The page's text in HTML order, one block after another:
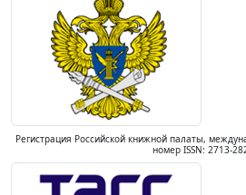
Регистрация Российской книжной палаты,
номер ISSN: 2713-